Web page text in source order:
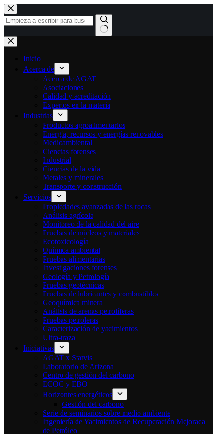
Ir
al
contenido
Sin
resultados
Inicio
Acerca de
Acerca de AGAT
Asociaciones
Calidad y acreditación
Expertos en la materia
Industrias
Productos agroalimentarios
Energía, recursos y energías renovables
Medioambiental
Ciencias forenses
Industrial
Ciencias de la vida
Metales y minerales
Transporte y construcción
Servicios
Propiedades avanzadas de las rocas
Análisis agrícola
Monitoreo de la calidad del aire
Pruebas de núcleos y materiales
Ecotoxicología
Química ambiental
Pruebas alimentarias
Investigaciones forenses
Geología y Petrología
Pruebas geotécnicas
Pruebas de lubricantes y combustibles
Geoquímica minera
Análisis de arenas petrolíferas
Pruebas petroleras
Caracterización de yacimientos
Ultra-traza
Iniciativas
AGAT x Statvis
Laboratorio de Arizona
Centro de gestión del carbono
ECOC y EBO
Horizontes energéticos
Gestión del carbono
Serie de seminarios sobre medio ambiente
Ingeniería de Yacimientos de Recuperación Mejorada
de Petróleo